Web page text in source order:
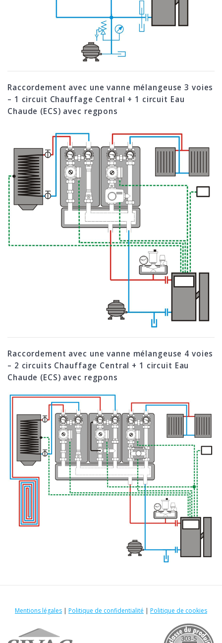
Raccordement avec une vanne mélangeuse 3 voies
– 1 circuit Chauffage Central + 1 circuit Eau
Chaude (ECS) avec regpons
Raccordement avec une vanne mélangeuse 4 voies
– 2 circuits Chauffage Central + 1 circuit Eau
Chaude (ECS) avec regpons
Mentions légales | Politique de confidentialité | Politique de cookies